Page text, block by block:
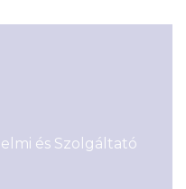
és Szolgáltató